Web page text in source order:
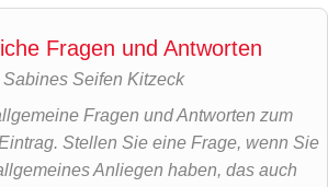
Fragen und Antworten
Sabines Seifen Kitzeck
Fragen und Antworten zum
Stellen Sie eine Frage, wenn Sie
Anliegen haben, das auch